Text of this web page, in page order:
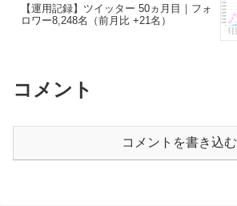
【運用記録】ツイッター 50ヵ月目｜フォ
ロワー8,248名（前月比 +21名）
コメント
コメントを書き込む